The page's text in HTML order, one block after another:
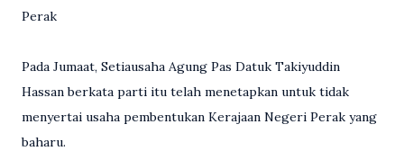
Perak
Pada Jumaat, Setiausaha Agung Pas Datuk Takiyuddin
Hassan berkata parti itu telah menetapkan untuk tidak
menyertai usaha pembentukan Kerajaan Negeri Perak yang
baharu.